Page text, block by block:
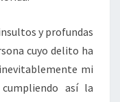
y profundas
cuyo delito ha
mi
así la